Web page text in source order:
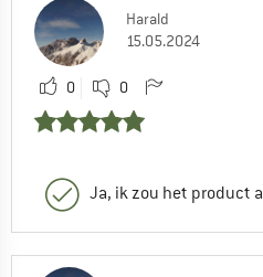
Harald
15.05.2024
0 0
Ja, ik zou het product